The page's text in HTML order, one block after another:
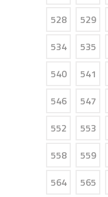
528
529
534
535
540
541
546
547
552
553
558
559
564
565